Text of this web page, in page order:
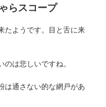
らスコープ
たようです。目と舌に来
は悲しいですね。
は通さない的な網戸があ